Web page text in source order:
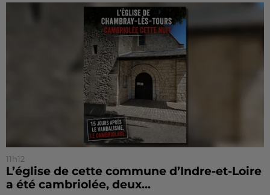
11h12
L’église de cette commune d’Indre-et-Loire
a été cambriolée, deux...